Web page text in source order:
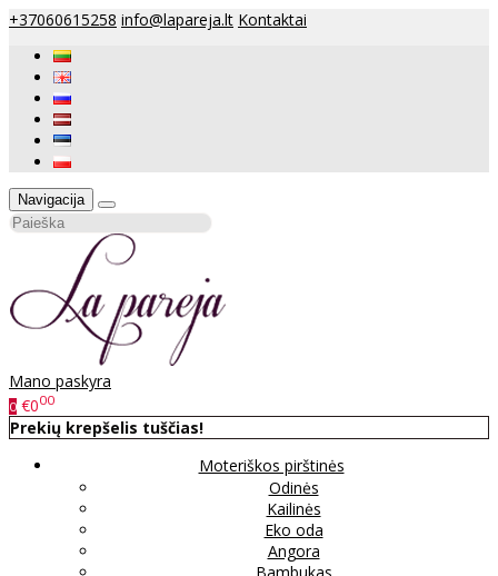
+37060615258 info@lapareja.lt Kontaktai
Navigacija
Mano paskyra
0 €000
Prekių krepšelis tuščias!
Moteriškos pirštinės
Odinės
Kailinės
Eko oda
Angora
Bambukas